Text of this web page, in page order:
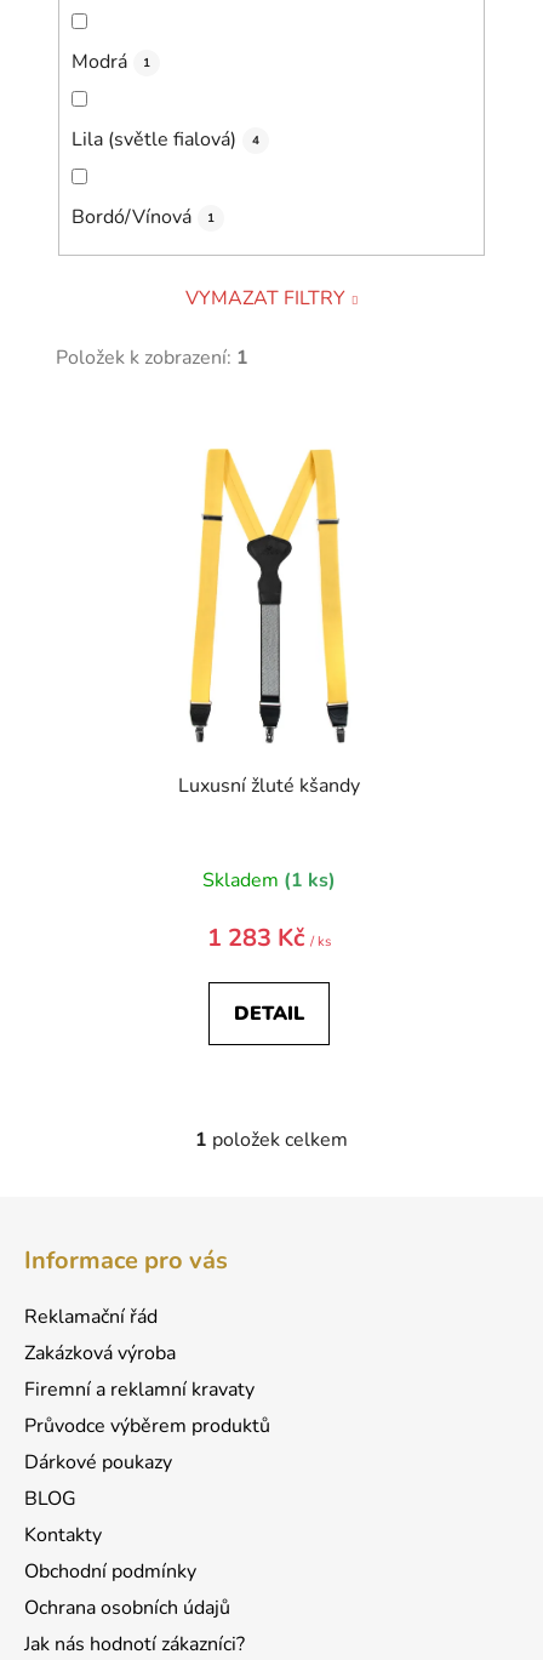
Modrá 1
Lila (světle fialová) 4
Bordó/Vínová 1
VYMAZAT FILTRY
Položek k zobrazení: 1
Luxusní žluté kšandy
Skladem (1 ks)
1 283 Kč / ks
DETAIL
O
1 položek celkem
Informace pro vás
Reklamační řád
Zakázková výroba
Firemní a reklamní kravaty
Průvodce výběrem produktů
Dárkové poukazy
BLOG
Kontakty
Obchodní podmínky
Ochrana osobních údajů
Jak nás hodnotí zákazníci?